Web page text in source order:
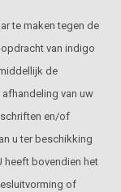
te maken tegen de
van indigo
de
van uw
en/of
u ter beschikking
heeft bovendien het
of